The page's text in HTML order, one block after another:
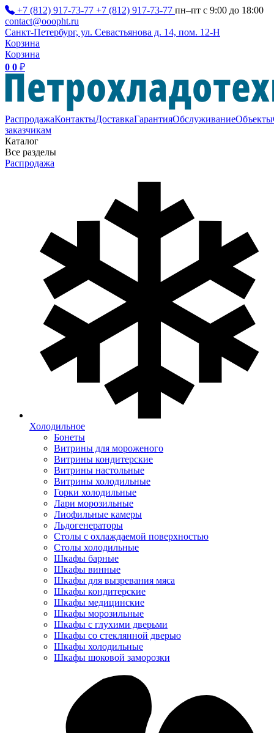
+7 (812) 917-73-77 +7 (812) 917-73-77 пн–пт с 9:00 до 18:00
contact@ooopht.ru
Санкт-Петербург, ул. Севастьянова д. 14, пом. 12-Н
Корзина
Корзина
0 0 ₽
РаспродажаКонтактыДоставкаГарантияОбслуживаниеОбъекты
заказчикам
Каталог
Все разделы
Распродажа
Холодильное
Бонеты
Витрины для мороженого
Витрины кондитерские
Витрины настольные
Витрины холодильные
Горки холодильные
Лари морозильные
Лиофильные камеры
Льдогенераторы
Столы с охлаждаемой поверхностью
Столы холодильные
Шкафы барные
Шкафы винные
Шкафы для вызревания мяса
Шкафы кондитерские
Шкафы медицинские
Шкафы морозильные
Шкафы с глухими дверьми
Шкафы со стеклянной дверью
Шкафы холодильные
Шкафы шоковой заморозки